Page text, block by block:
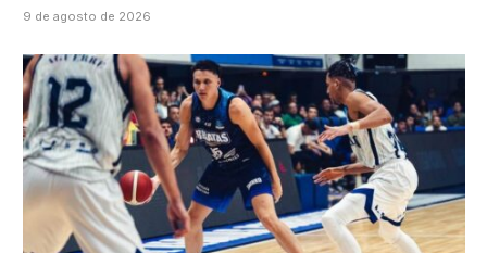
9 de agosto de 2026